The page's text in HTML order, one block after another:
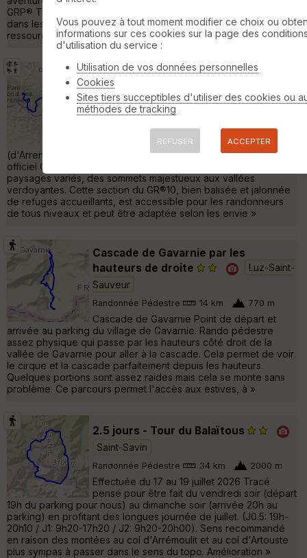
GRP® Tour du Val d'Azun est une randonnée exceptionnelle
dans les Pyrénées Centrales, parfaite pour s'évader et se
ressourcer. Les étapes son »
GR®10 Pyrénées Centrales (d'Arrens-
Marsous à Bagnères-de-Luchon)
Saint-Savin
182 km 13900 m
La traversée des GR®10 Pyrénées Centrales
(d'Arrens-Marsous à Bagnères-de-Luchon) sur le sentier
officiel GR®10 promet une aventure mémorable à travers des
paysages variés, des sommets majestueux aux vallées
verdoyantes. Cette section du GR®10, bien balisée et jalonnée
de refuges accueillants, est accessible pour les randonneurs
de tous niveaux et peut être adaptée selon les envie »
Cascade de Gavarnie par les
hauteurs de droite
Luz-Saint-
Sauveur
Randonnée Pédestre 14 km 770 m
Cascade de Gavarnie Point de départ et
arrivée au parking du village de Gavarnie. Rando pédestre
assez physique qui passe par les hauteurs côté droit de la
vallée de Gavarnie pour aller à la cascade. Cela permet de voir
le cirque et la cascade parfaitement depuis les hauteurs.
Quelques portions sont assez raides mais cela se monte sans
problème. Ce parcours permet l'accès aux estives, à »
2.5 jours - Tour du Balaïtous
Saint-Savin
Randonnée Pédestre 34 km 2000 m
Effectuée du 17 au 19 juillet 2026 Tracé
pensé pour être fait du vendredi soir (départ
19h du parking pour nous) au dimanche soir (arrivée 20h au
parking) en profitant des longues journée de juillet. (J0.5: 19h-
20h10 / J1: 9h20-17h20 / J2: 9h20-20h00). Sens recommandé
en raison des montées au col d'Arrémoulit et au col d'Artouste
plus sympas à passer dans le sens du topo. Amélioration »
Vous pouvez à tout moment modifier ce choix ou
informations sur ces cookies sur la page des
d'utilisation du service :
Utilisation de vos données personnelles
Cookies
Sites tiers succeptibles d'utiliser des cookies ou
méthodes de tracking
REFUSER ACCEPTER